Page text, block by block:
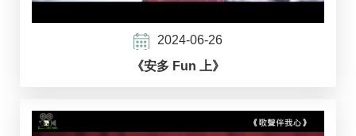
2024-06-26
《安多 Fun 上》